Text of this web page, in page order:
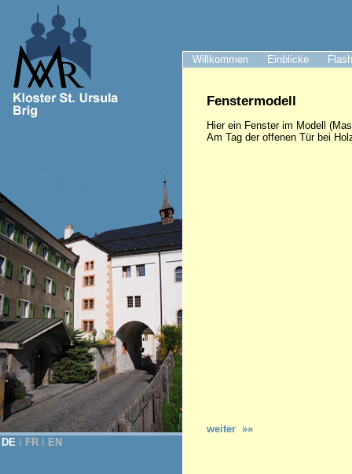
Willkommen Einblicke
DE FR EN
Fenstermodell
Hier ein Fenster im Modell
Am Tag der offenen Tür bei
weiter »»